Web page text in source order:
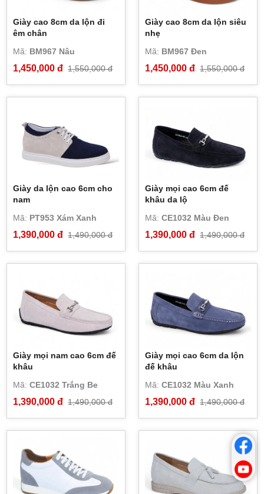
Giày cao 8cm da lộn đi
êm chân
Mã: BM967 Nâu
1,450,000 đ 1,550,000 đ
Giày cao 8cm da lộn siêu
nhẹ
Mã: BM967 Đen
1,450,000 đ 1,550,000 đ
Giày da lộn cao 6cm cho
nam
Mã: PT953 Xám Xanh
1,390,000 đ 1,490,000 đ
Giày mọi cao 6cm đế
khâu da lộ
Mã:CE1032 Màu Đen
1,390,000 đ 1,490,000 đ
Giày mọi nam cao 6cm đế
khâu
Mã:CE1032 Trắng Be
1,390,000 đ 1,490,000 đ
Giày mọi cao 6cm da lộn
đế khâu
Mã:CE1032 Màu Xanh
1,390,000 đ 1,490,000 đ